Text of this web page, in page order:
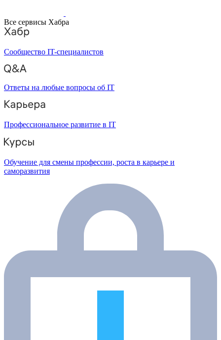
Все сервисы Хабра
Сообщество IT-специалистов
Ответы на любые вопросы об IT
Профессиональное развитие в IT
Обучение для смены профессии, роста в карьере и
саморазвития